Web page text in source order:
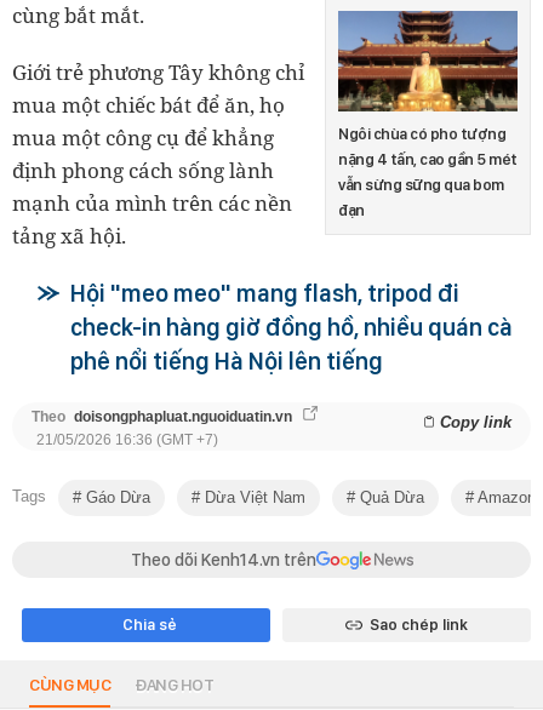
Ngôi chùa có pho tượng
nặng 4 tấn, cao gần 5 mét
vẫn sừng sững qua bom
đạn
cùng bắt mắt.
Giới trẻ phương Tây không chỉ
mua một chiếc bát để ăn, họ
mua một công cụ để khẳng
định phong cách sống lành
mạnh của mình trên các nền
tảng xã hội.
Hội "meo meo" mang flash, tripod đi
check-in hàng giờ đồng hồ, nhiều quán cà
phê nổi tiếng Hà Nội lên tiếng
Theo doisongphapluat.nguoiduatin.vn Copy link
21/05/2026 16:36 (GMT +7)
Tags Gáo Dừa Dừa Việt Nam Quả Dừa Amazon
Theo dõi Kenh14.vn trên
Chia sẻ Sao chép link
CÙNG MỤC ĐANG HOT